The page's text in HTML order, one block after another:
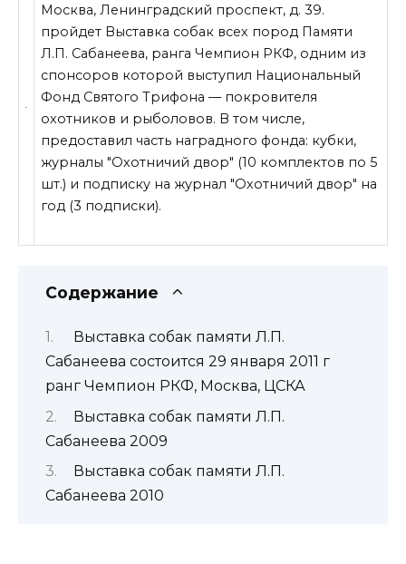
Москва, Ленинградский проспект, д. 39.
пройдет Выставка собак всех пород Памяти
Л.П. Сабанеева, ранга Чемпион РКФ, одним из
спонсоров которой выступил Национальный
Фонд Святого Трифона — покровителя
охотников и рыболовов. В том числе,
предоставил часть наградного фонда: кубки,
журналы "Охотничий двор" (10 комплектов по 5
шт.) и подписку на журнал "Охотничий двор" на
год (3 подписки).
Содержание
Выставка собак памяти Л.П.
Сабанеева состоится 29 января 2011 г
ранг Чемпион РКФ, Москва, ЦСКА
Выставка собак памяти Л.П.
Сабанеева 2009
Выставка собак памяти Л.П.
Сабанеева 2010